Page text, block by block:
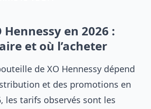
Hennessy en 2026 :
et où l’acheter
de XO Hennessy dépend
et des promotions en
les tarifs observés sont les